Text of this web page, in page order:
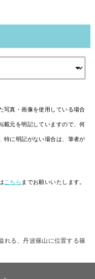
写真・画像を使用している場合
載元を明記していますので、何
特に明記がない場合は、筆者が
こちら までお願いいたします。
れる、丹波篠山に位置する篠